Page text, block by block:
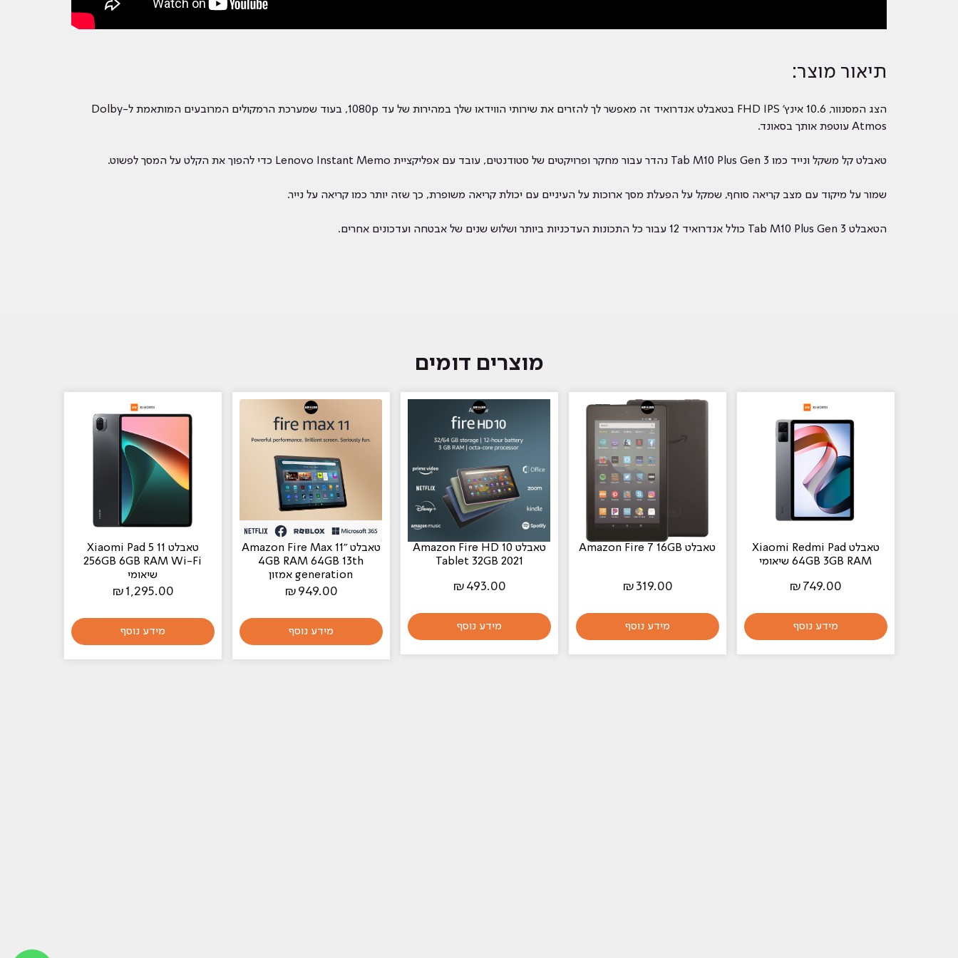
תיאור מוצר:
הצג המסנוור, 10.6 אינץ' FHD IPS בטאבלט אנדרואיד זה מאפשר לך להזרים את שירותי הווידאו שלך במהירות של עד 1080p, בעוד שמערכת הרמקולים המרובעים המותאמת ל-Dolby
Atmos עוטפת אותך בסאונד.
טאבלט קל משקל ונייד כמו Tab M10 Plus Gen 3 נהדר עבור מחקר ופרויקטים של סטודנטים, עובד עם אפליקציית Lenovo Instant Memo כדי להפוך את הקלט על המסך לפשוט.
שמור על מיקוד עם מצב קריאה סוחף, שמקל על הפעלת מסך ארוכות על העיניים עם יכולת קריאה משופרת, כך שזה יותר כמו קריאה על נייר.
הטאבלט Tab M10 Plus Gen 3 כולל אנדרואיד 12 עבור כל התכונות העדכניות ביותר ושלוש שנים של אבטחה ועדכונים אחרים.
מוצרים דומים
טאבלט Xiaomi Redmi Pad
64GB 3GB RAM שיאומי
₪ 749.00
מידע נוסף
טאבלט Amazon Fire 7 16GB
₪ 319.00
מידע נוסף
טאבלט Amazon Fire HD 10
Tablet 32GB 2021
₪ 493.00
מידע נוסף
טאבלט Amazon Fire Max 11"
4GB RAM 64GB 13th
generation אמזון
₪ 949.00
מידע נוסף
טאבלט Xiaomi Pad 5 11
256GB 6GB RAM Wi-Fi
שיאומי
₪1,295.00
מידע נוסף